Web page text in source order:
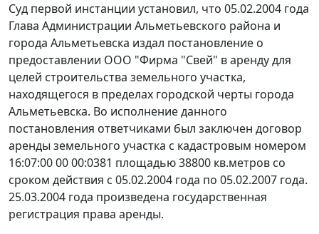
Суд первой инстанции установил, что 05.02.2004 года
Глава Администрации Альметьевского района и
города Альметьевска издал постановление о
предоставлении ООО "Фирма "Свей" в аренду для
целей строительства земельного участка,
находящегося в пределах городской черты города
Альметьевска. Во исполнение данного
постановления ответчиками был заключен договор
аренды земельного участка с кадастровым номером
16:07:00 00 00:0381 площадью 38800 кв.метров со
сроком действия с 05.02.2004 года по 05.02.2007 года.
25.03.2004 года произведена государственная
регистрация права аренды.